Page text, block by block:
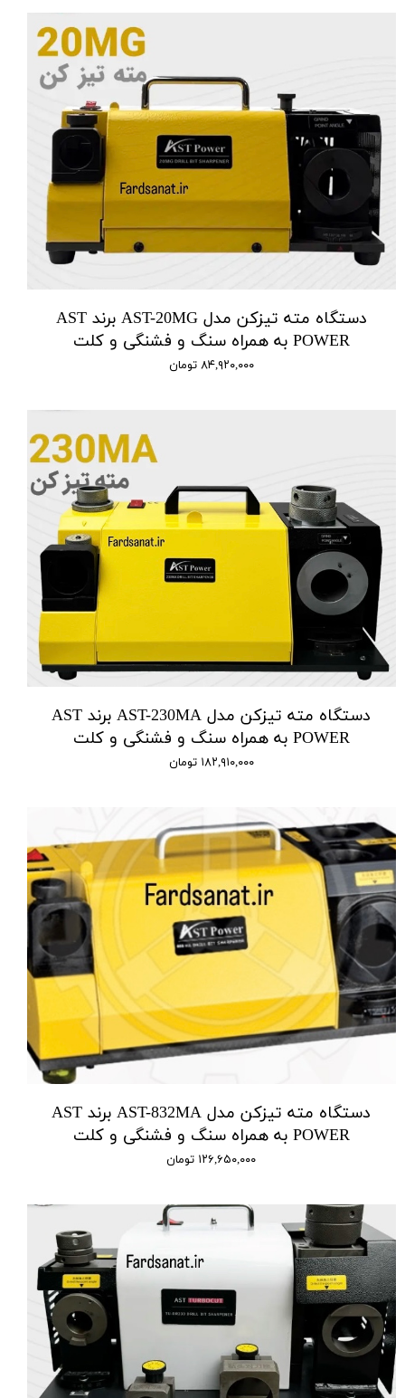
دستگاه مته تیزکن مدل AST-20MG برند AST
POWER به همراه سنگ و فشنگی و کلت
۸۴,۹۲۰,۰۰۰ تومان
دستگاه مته تیزکن مدل AST-230MA برند AST
POWER به همراه سنگ و فشنگی و کلت
۱۸۲,۹۱۰,۰۰۰ تومان
دستگاه مته تیزکن مدل AST-832MA برند AST
POWER به همراه سنگ و فشنگی و کلت
۱۲۶,۶۵۰,۰۰۰ تومان